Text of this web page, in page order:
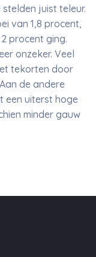
juist teleur.
van 1,8 procent,
procent ging.
onzeker. Veel
tekorten door
de andere
een uiterst hoge
minder gauw